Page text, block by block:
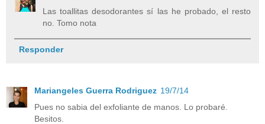
Las toallitas desodorantes sí las he probado, el resto
no. Tomo nota
Responder
Mariangeles Guerra Rodriguez 19/7/14
Pues no sabia del exfoliante de manos. Lo probaré.
Besitos.